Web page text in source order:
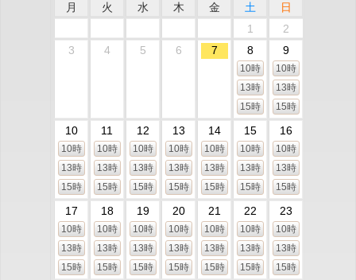
月 火 水 木 金 土
日
1
2
3
4 5 6 7 8
10時
13時
15時
9
10時
13時
15時
10
10時
13時
15時
11
10時
13時
15時
12
10時
13時
15時
13
10時
13時
15時
14
10時
13時
15時
15
10時
13時
15時
16
10時
13時
15時
17
10時
13時
15時
18
10時
13時
15時
19
10時
13時
15時
20
10時
13時
15時
21
10時
13時
15時
22
10時
13時
15時
23
10時
13時
15時